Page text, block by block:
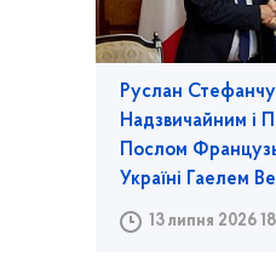
Руслан
Надзвичайним і
Послом
Україні Гаелем
13 липня 2026